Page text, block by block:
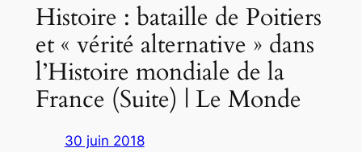
Histoire : bataille de Poitiers
et « vérité alternative » dans
l’Histoire mondiale de la
France (Suite) | Le Monde
30 juin 2018